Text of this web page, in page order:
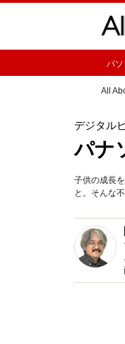
パ
All
デジタル
パナ
子供の成長
と。そんな